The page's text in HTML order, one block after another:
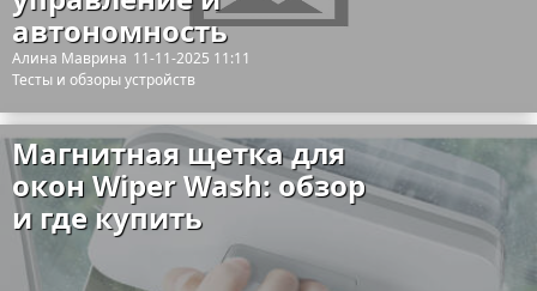
автономность
Алина Маврина 11-11-2025 11:11
Тесты и обзоры устройств
Магнитная щетка для
окон Wiper Wash: обзор
и где купить